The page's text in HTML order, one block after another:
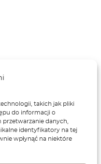
takich jak pliki
do informacji o
danych,
identyfikatory na tej
wpłynąć na niektóre